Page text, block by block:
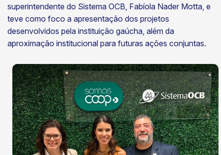
superintendente do Sistema OCB, Fabíola Nader Motta, e
teve como foco a apresentação dos projetos
desenvolvidos pela instituição gaúcha, além da
aproximação institucional para futuras ações conjuntas.